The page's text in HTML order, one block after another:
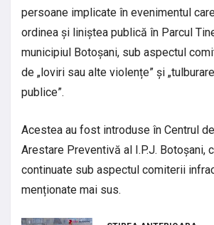
persoane implicate în evenimentul
ordinea și liniștea publică în Parcul
municipiul Botoșani, sub aspectul
de „loviri sau alte violențe” și
publice”.
Acestea au fost introduse în Centrul
Arestare Preventivă al I.P.J. Botoșani,
continuate sub aspectul comiterii
menționate mai sus.